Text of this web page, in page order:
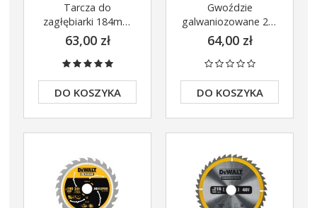
Tarcza do
zagłębiarki 184mm
x16mm 24z DeWalt
DT10302
63,00 zł
DO KOSZYKA
Gwoździe
galwaniozowane 20°
1,6x63mm z łbem
spieczonym DeWalt
DNBA1663GZ
64,00 zł
DO KOSZYKA